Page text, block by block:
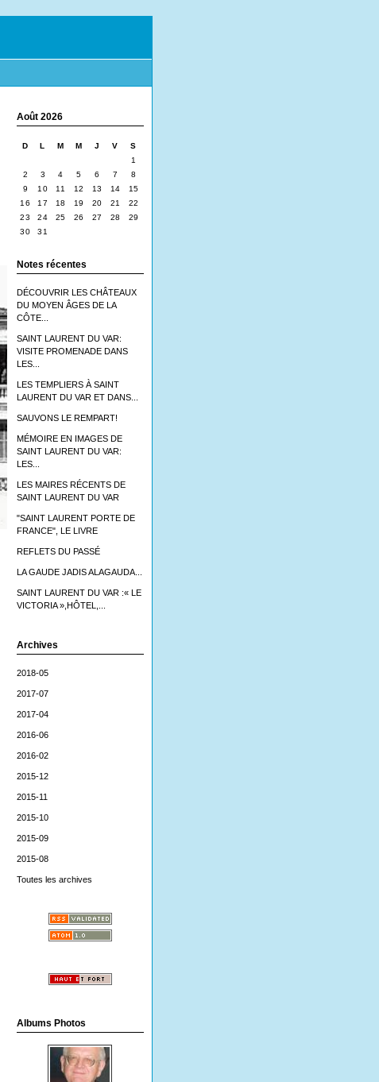
Août 2026
D L M M J V
S
1
2
3 4 5 6 7
8
9
10 11 12 13 14
15
16
17 18 19 20 21
22
23
24 25 26 27 28
29
30
31
Notes récentes
DÉCOUVRIR LES CHÂTEAUX
DU MOYEN ÂGES DE LA
CÔTE...
SAINT LAURENT DU VAR:
VISITE PROMENADE DANS
LES...
LES TEMPLIERS À SAINT
LAURENT DU VAR ET DANS...
SAUVONS LE REMPART!
MÉMOIRE EN IMAGES DE
SAINT LAURENT DU VAR:
LES...
LES MAIRES RÉCENTS DE
SAINT LAURENT DU VAR
"SAINT LAURENT PORTE DE
FRANCE", LE LIVRE
REFLETS DU PASSÉ
LA GAUDE JADIS ALAGAUDA...
SAINT LAURENT DU VAR :« LE
VICTORIA »,HÔTEL,...
Archives
2018-05
2017-07
2017-04
2016-06
2016-02
2015-12
2015-11
2015-10
2015-09
2015-08
Toutes les archives
Albums Photos